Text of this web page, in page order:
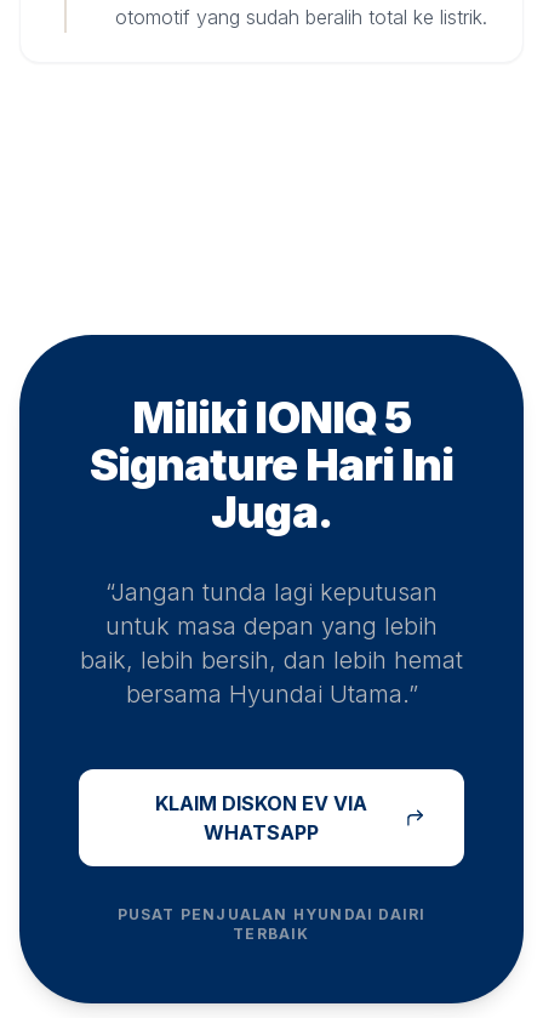
otomotif yang sudah beralih total ke listrik.
Miliki IONIQ 5
Signature Hari Ini
Juga.
“Jangan tunda lagi keputusan
untuk masa depan yang lebih
baik, lebih bersih, dan lebih hemat
bersama Hyundai Utama.”
KLAIM DISKON EV VIA
WHATSAPP
PUSAT PENJUALAN HYUNDAI DAIRI
TERBAIK